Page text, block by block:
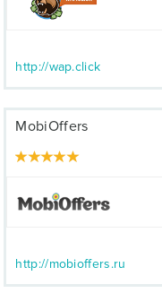
http://wap.click
MobiOffers
http://mobioffers.ru